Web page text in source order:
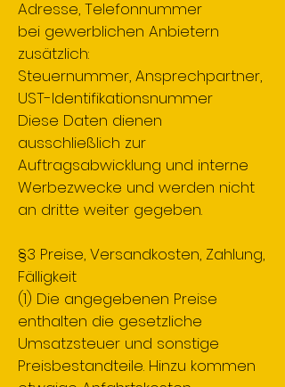
Adresse, Telefonnummer
bei gewerblichen Anbietern
zusätzlich:
Steuernummer, Ansprechpartner,
UST-Identifikationsnummer
Diese Daten dienen
ausschließlich zur
Auftragsabwicklung und interne
Werbezwecke und werden nicht
an dritte weiter gegeben.
§3 Preise, Versandkosten, Zahlung,
Fälligkeit
(1) Die angegebenen Preise
enthalten die gesetzliche
Umsatzsteuer und sonstige
Preisbestandteile. Hinzu kommen